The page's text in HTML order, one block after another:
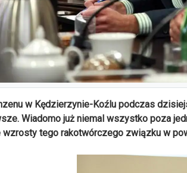
w Kędzierzynie-Koźlu podczas
Wiadomo już niemal wszystko poza
wzrosty tego rakotwórczego związku w